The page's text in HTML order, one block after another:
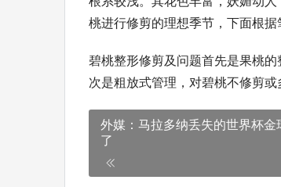
桃进行修剪的理想季节，下面根据
碧桃整形修剪及问题首先是果桃
次是粗放式管理，对碧桃不修剪
外媒：马拉多纳丢失的世界杯金
了